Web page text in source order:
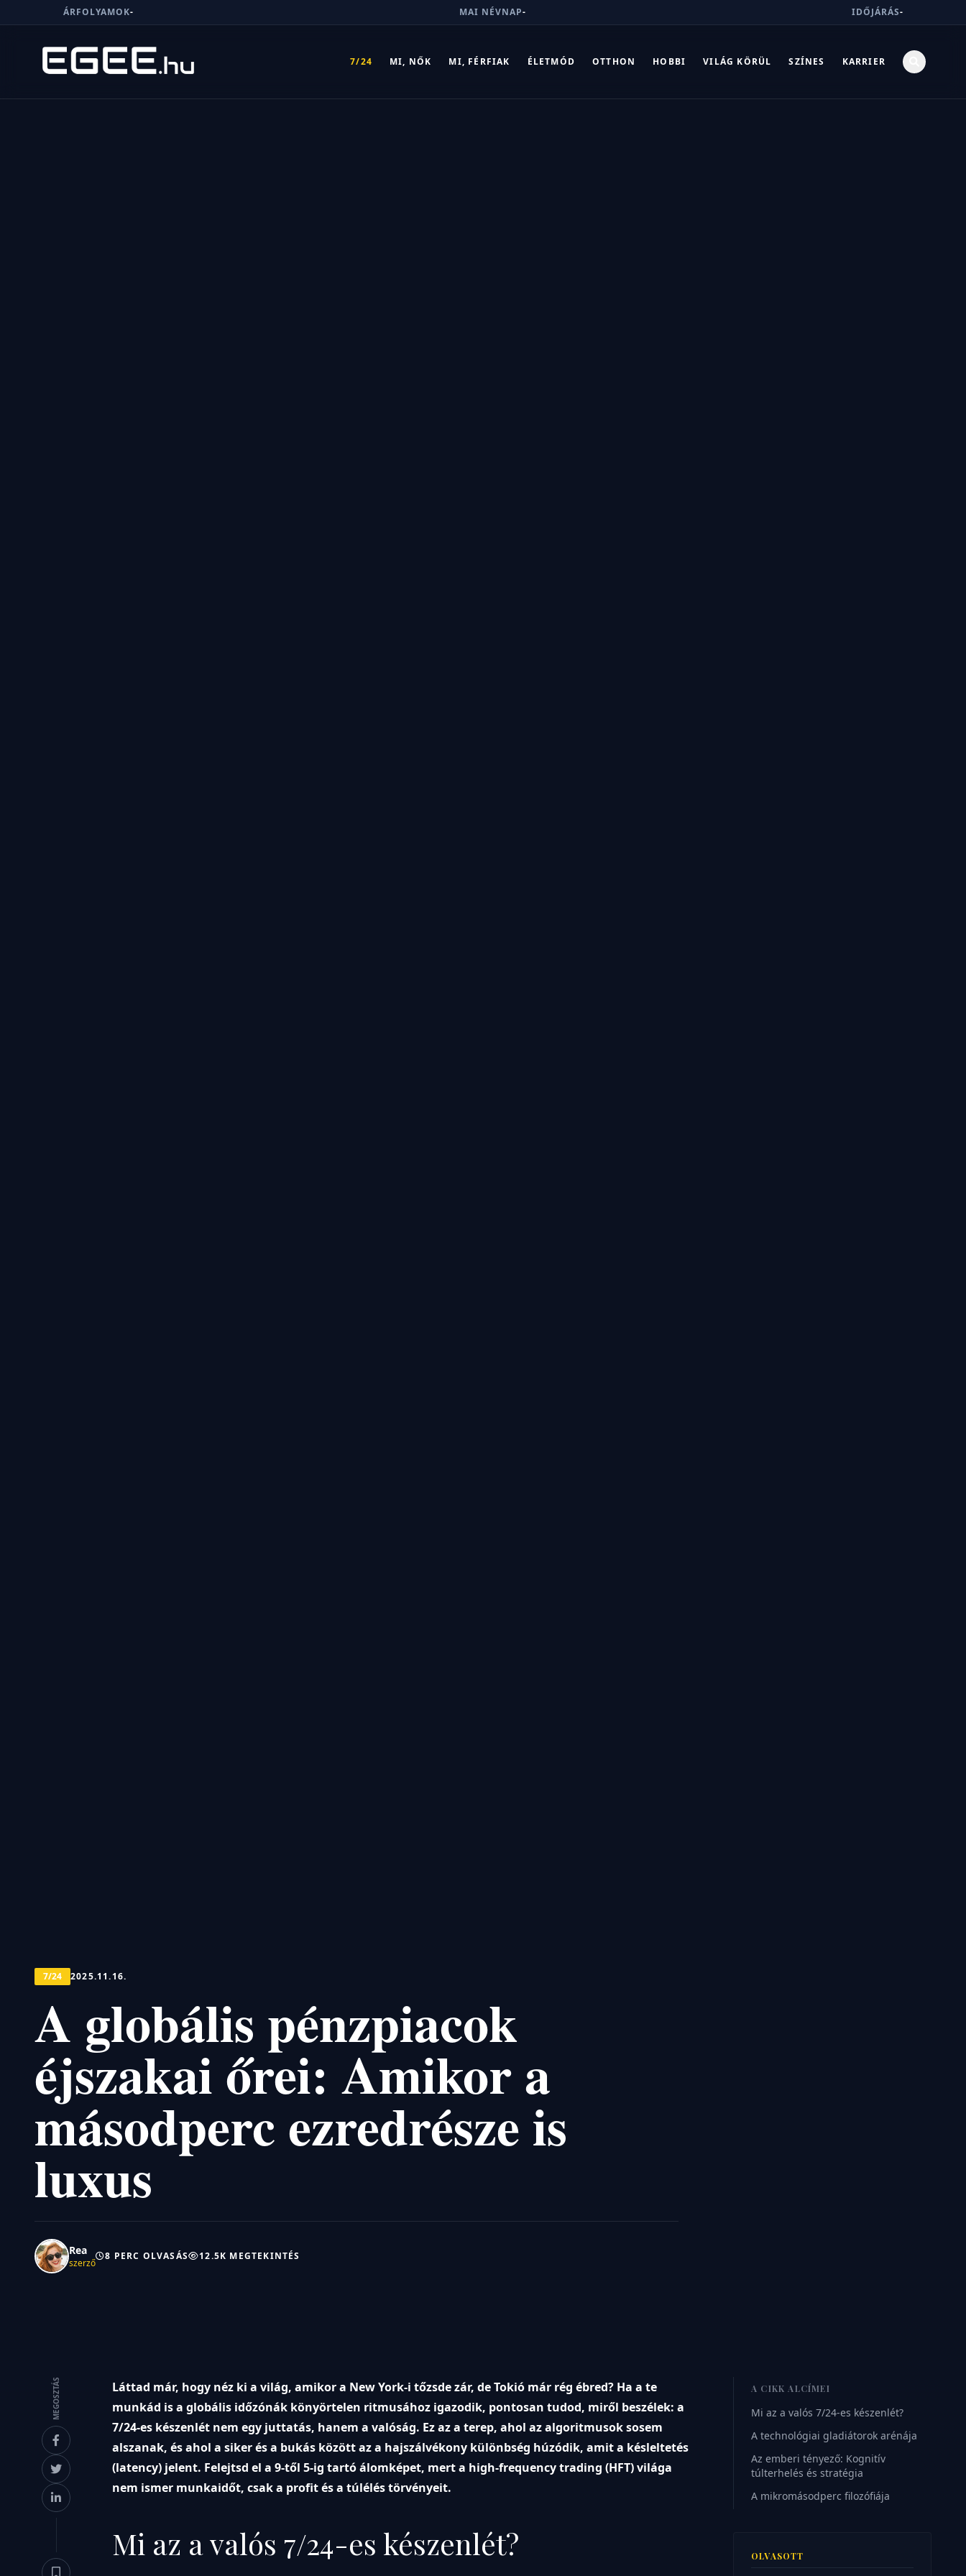
ÁRFOLYAMOK- MAI NÉVNAP- IDŐJÁRÁS-
7/24 MI, NŐK MI, FÉRFIAK ÉLETMÓD OTTHON HOBBI VILÁG KÖRÜL SZÍNES KARRIER
Menü
7/24 2025.11.16.
A globális pénzpiacok
éjszakai őrei: Amikor a
másodperc ezredrésze is
luxus
Rea
szerző
8 PERC OLVASÁS 12.5K MEGTEKINTÉS
MEGOSZTÁS
Láttad már, hogy néz ki a világ, amikor a New York-i tőzsde zár, de Tokió már rég ébred? Ha a te
munkád is a globális időzónák könyörtelen ritmusához igazodik, pontosan tudod, miről beszélek: a
7/24-es készenlét nem egy juttatás, hanem a valóság. Ez az a terep, ahol az algoritmusok sosem
alszanak, és ahol a siker és a bukás között az a hajszálvékony különbség húzódik, amit a késleltetés
(latency) jelent. Felejtsd el a 9-től 5-ig tartó álomképet, mert a high-frequency trading (HFT) világa
nem ismer munkaidőt, csak a profit és a túlélés törvényeit.
Mi az a valós 7/24-es készenlét?
A CIKK ALCÍMEI
Mi az a valós 7/24-es készenlét?
A technológiai gladiátorok arénája
Az emberi tényező: Kognitív
túlterhelés és stratégia
A mikromásodperc filozófiája
OLVASOTT